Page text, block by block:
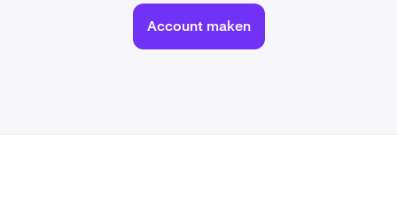
Account maken